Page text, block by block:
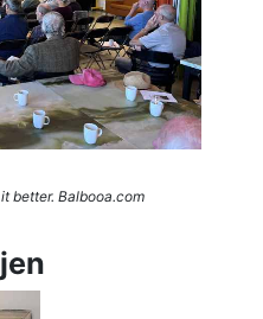
better. Balbooa.com